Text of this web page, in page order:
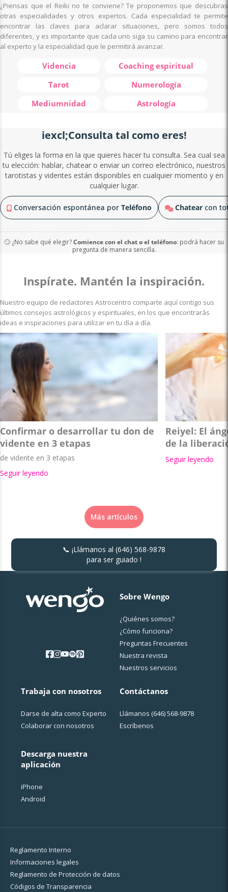
¿Piensas que el Reiki no te conviene? Te proponemos que descubras
otras especialidades y otros expertos. Cada especialidad te permite
encontrar las claves para aclarar situaciones, pero somos todos
diferentes, y es importante que cada uno siga su camino para encontrar
al experto y la especialidad que le permitirá avanzar.
Videncia
Tarot
Mediumnidad
Coaching espiritual
Numerología
Astrología
iexcl;Consulta tal como eres!
Tú eliges la forma en la que quieres hacer tu consulta. Sea cual sea
tu elección: hablar, chatear o enviar un correo electrónico, nuestros
tarotistas y videntes están disponibles en cualquier momento y en
cualquier lugar.
Conversación espontánea por Teléfono Chatear con
🙄 ¿No sabe qué elegir?Comience con el chat o el teléfono: podrá hacer su
pregunta de manera sencilla.
Inspírate. Mantén la inspiración.
Nuestro equipo de redactores Astrocentro comparte aquí contigo sus
últimos consejos astrológicos y espirituales, en los que encontrarás
ideas e inspiraciones para utilizar en tu día a día.
Confirmar o desarrollar tu don de
vidente en 3 etapas
de vidente en 3 etapas
Seguir leyendo
Reiyel: El
de la
Seguir leyendo
Más artículos
📞 ¡Llámanos al (646) 568-9878
para ser guiado !
Sobre Wengo
¿Quiénes somos?
¿Cо́mo funciona?
Preguntas Frecuentes
Nuestra revista
Nuestros servicios
Trabaja con nosotros
Darse de alta como Experto
Colaborar con nosotros
Descarga nuestra
aplicación
iPhone
Android
Contáctanos
Llámanos (646) 568-9878
Escríbenos
Reglamento Interno
Informaciones legales
Reglamento de Protección de datos
Códigos de Transparencia